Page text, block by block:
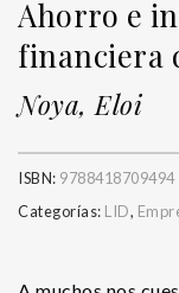
Ahorro e
financiera
Noya, Eloi
ISBN: 9788418709494
Categorías: LID,